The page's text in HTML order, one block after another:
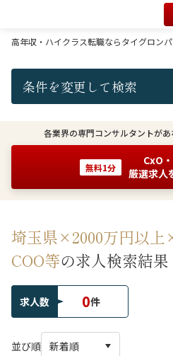
高年収・ハイクラス転職ならタイグロン
条件を変更して検索
各業界の専門コンサルタントが
無料1分
CxO
厳選求人
埼玉県×2000万円以上
COO等の求人検索結果
求人数 0件
並び順